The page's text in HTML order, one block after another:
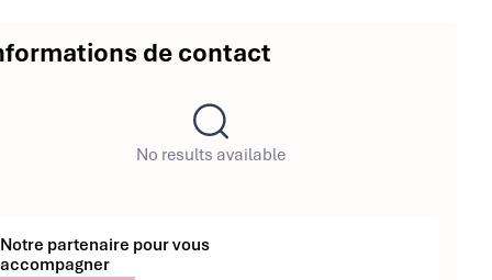
de contact
No results available
Notre partenaire pour vous
accompagner